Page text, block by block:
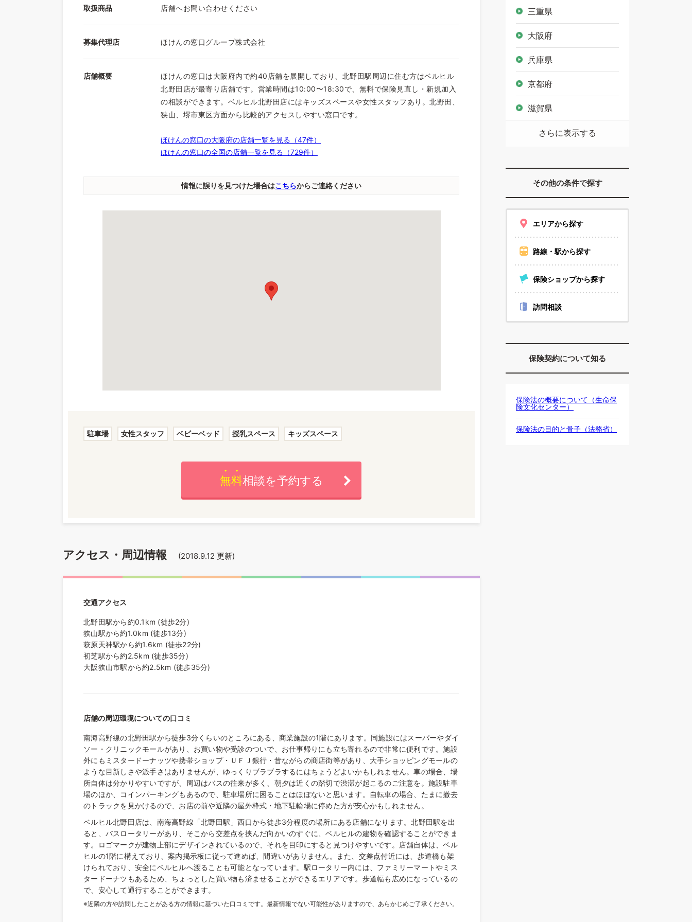
三重県
大阪府
兵庫県
京都府
滋賀県
さらに表示する
その他の条件で探す
エリアから探す
路線・駅から探す
保険ショップから探す
訪問相談
保険契約について知る
保険法の概要について（生命保
険文化センター）
保険法の目的と骨子（法務省）
取扱商品 店舗へお問い合わせください
募集代理店 ほけんの窓口グループ株式会社
店舗概要
ほけんの窓口は大阪府内で約40店舗を展開しており、北野田駅周辺に住む方はベルヒル
北野田店が最寄り店舗です。営業時間は10:00〜18:30で、無料で保険見直し・新規加入
の相談ができます。ベルヒル北野田店にはキッズスペースや女性スタッフあり。北野田、
狭山、堺市東区方面から比較的アクセスしやすい窓口です。
ほけんの窓口の大阪府の店舗一覧を見る（47件）
ほけんの窓口の全国の店舗一覧を見る（729件）
情報に誤りを見つけた場合はこちらからご連絡ください
駐車場 女性スタッフ ベビーベッド 授乳スペース キッズスペース
無料相談を予約する
アクセス・周辺情報 (2018.9.12 更新)
交通アクセス
北野田駅から約0.1km (徒歩2分)
狭山駅から約1.0km (徒歩13分)
萩原天神駅から約1.6km (徒歩22分)
初芝駅から約2.5km (徒歩35分)
大阪狭山市駅から約2.5km (徒歩35分)
店舗の周辺環境についての口コミ
南海高野線の北野田駅から徒歩3分くらいのところにある、商業施設の1階にあります。同施設にはスーパーやダイ
ソー・クリニックモールがあり、お買い物や受診のついで、お仕事帰りにも立ち寄れるので非常に便利です。施設
外にもミスタードーナッツや携帯ショップ・ＵＦＪ銀行・昔ながらの商店街等があり、大手ショッピングモールの
ような目新しさや派手さはありませんが、ゆっくりブラブラするにはちょうどよいかもしれません。車の場合、場
所自体は分かりやすいですが、周辺はバスの往来が多く、朝夕は近くの踏切で渋滞が起こるのご注意を。施設駐車
場のほか、コインパーキングもあるので、駐車場所に困ることはほぼないと思います。自転車の場合、たまに撤去
のトラックを見かけるので、お店の前や近隣の屋外枠式・地下駐輪場に停めた方が安心かもしれません。
ベルヒル北野田店は、南海高野線「北野田駅」西口から徒歩3分程度の場所にある店舗になります。北野田駅を出
ると、バスロータリーがあり、そこから交差点を挟んだ向かいのすぐに、ベルヒルの建物を確認することができま
す。ロゴマークが建物上部にデザインされているので、それを目印にすると見つけやすいです。店舗自体は、ベル
ヒルの1階に構えており、案内掲示板に従って進めば、間違いがありません。また、交差点付近には、歩道橋も架
けられており、安全にベルヒルへ渡ることも可能となっています。駅ロータリー内には、ファミリーマートやミス
タードーナツもあるため、ちょっとした買い物も済ませることができるエリアです。歩道幅も広めになっているの
で、安心して通行することができます。
※近隣の方や訪問したことがある方の情報に基づいた口コミです。最新情報でない可能性がありますので、あらかじめご了承ください。